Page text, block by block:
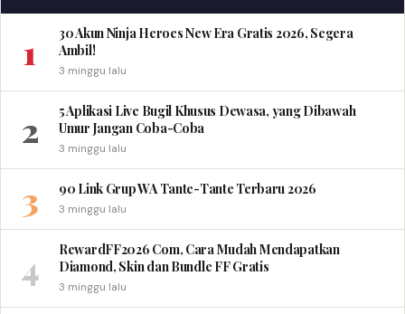
1
30 Akun Ninja Heroes New Era Gratis 2026, Segera
Ambil!
3 minggu lalu
2
5 Aplikasi Live Bugil Khusus Dewasa, yang Dibawah
Umur Jangan Coba-Coba
3 minggu lalu
3 90 Link Grup WA Tante-Tante Terbaru 2026
3 minggu lalu
4
RewardFF2026 Com, Cara Mudah Mendapatkan
Diamond, Skin dan Bundle FF Gratis
3 minggu lalu